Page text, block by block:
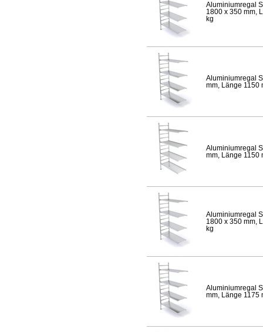
Aluminiumregal
1800 x 350 mm,
kg
Aluminiumregal
mm, Länge 1150
Aluminiumregal
mm, Länge 1150
Aluminiumregal
1800 x 350 mm,
kg
Aluminiumregal
mm, Länge 1175